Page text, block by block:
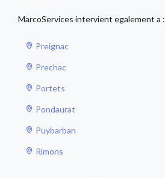
MarcoServices intervient egalement a :
Preignac
Prechac
Portets
Pondaurat
Puybarban
Rimons